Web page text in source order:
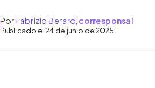
PorFabrizio Berard corresponsal
Publicado el 24 de junio de 2025